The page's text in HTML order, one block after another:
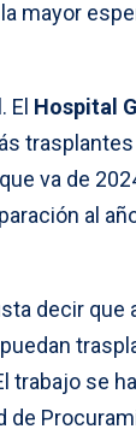
mayor
El Hospital
trasplantes
va de
al
decir
trabajo se